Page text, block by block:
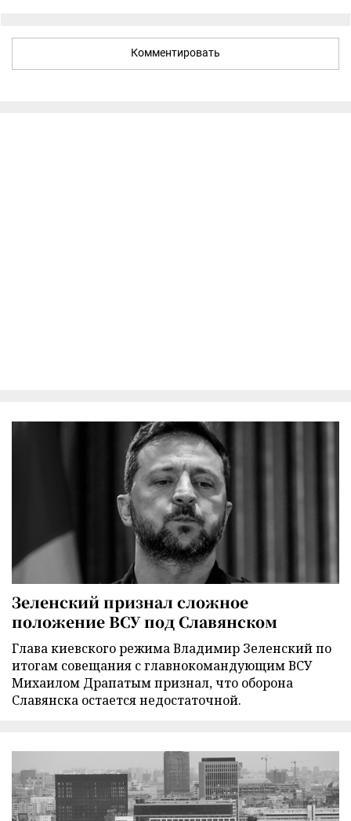
Комментировать
Зеленский признал сложное
положение ВСУ под Славянском
Глава киевского режима Владимир Зеленский по
итогам совещания с главнокомандующим ВСУ
Михаилом Драпатым признал, что оборона
Славянска остается недостаточной.